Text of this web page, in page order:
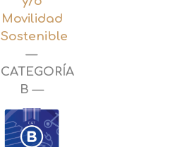
Movilidad
Sostenible
—
CATEGORÍA
B —